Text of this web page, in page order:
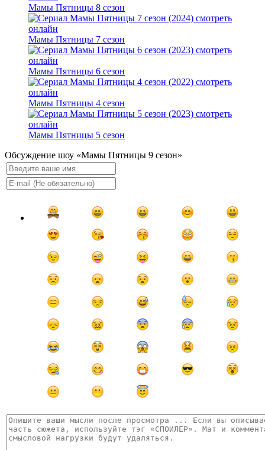
Мамы Пятницы 8 сезон
Мамы Пятницы 7 сезон
Мамы Пятницы 6 сезон
Мамы Пятницы 4 сезон
Мамы Пятницы 5 сезон
Обсуждение шоу «Мамы Пятницы 9 сезон»